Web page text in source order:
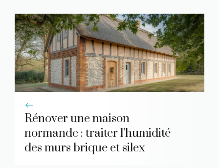
Rénover une maison
normande : traiter l’humidité
des murs brique et silex